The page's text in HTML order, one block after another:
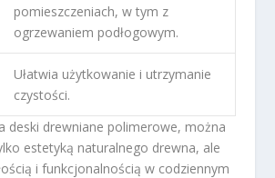
pomieszczeniach, w tym z
ogrzewaniem podłogowym.
Ułatwia użytkowanie i utrzymanie
czystości.
deski drewniane polimerowe, można
estetyką naturalnego drewna, ale
i funkcjonalnością w codziennym